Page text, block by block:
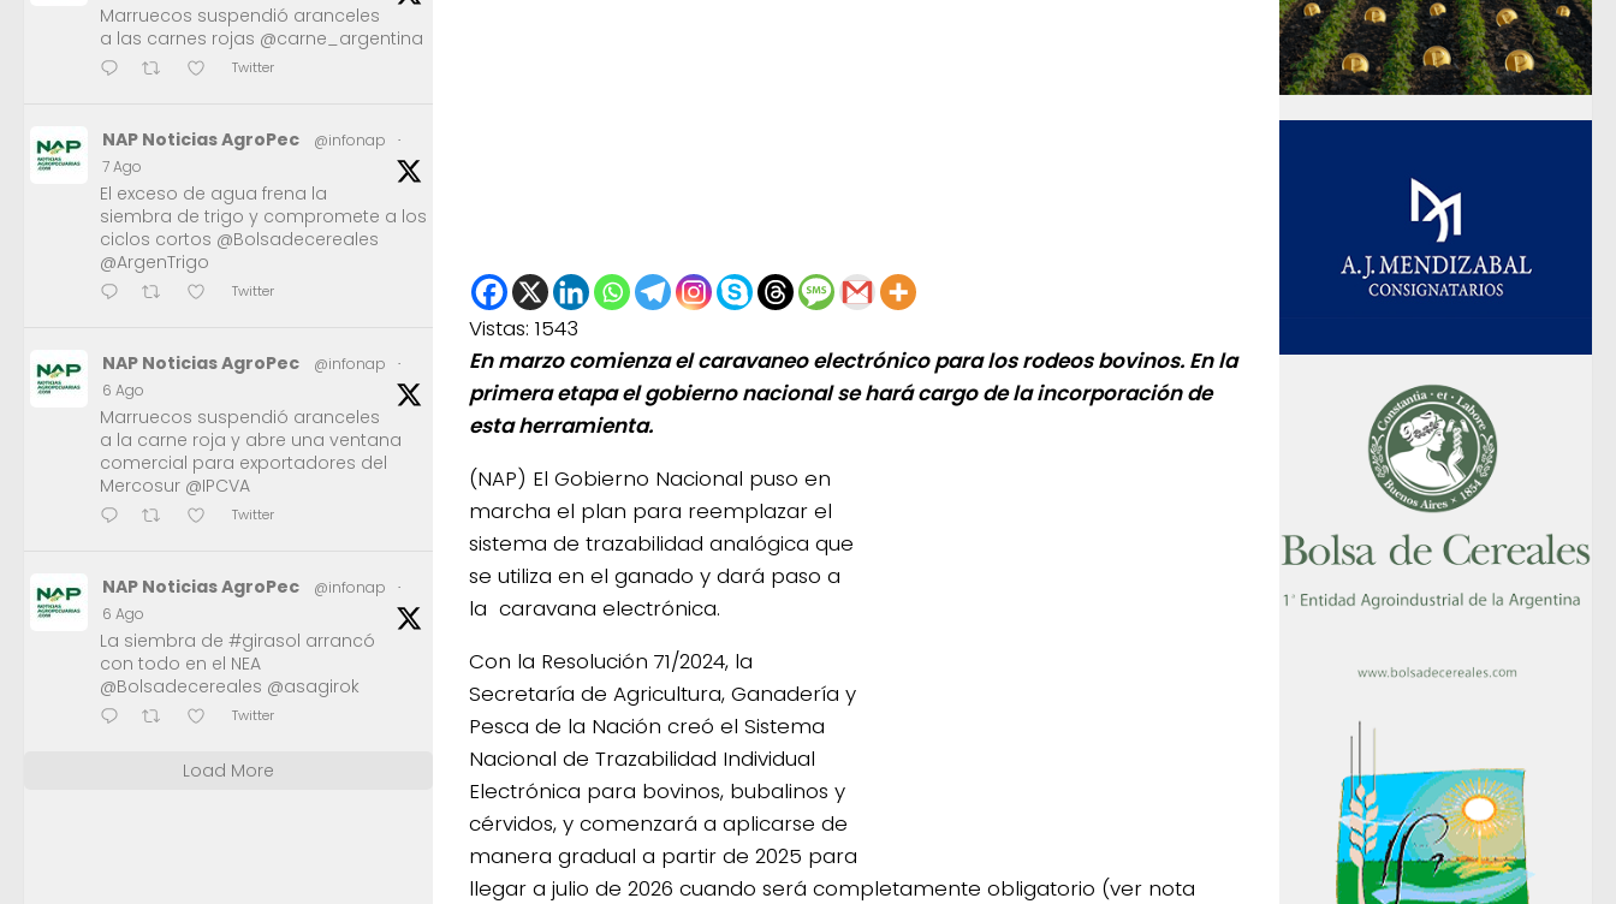
Vistas: 1543
En marzo comienza el caravaneo electrónico para los rodeos bovinos. En la
primera etapa el gobierno nacional se hará cargo de la incorporación de
esta herramienta.
(NAP) El Gobierno Nacional puso en
marcha el plan para reemplazar el
sistema de trazabilidad analógica que
se utiliza en el ganado y dará paso a
la caravana electrónica.
Con la Resolución 71/2024, la
Secretaría de Agricultura, Ganadería y
Pesca de la Nación creó el Sistema
Nacional de Trazabilidad Individual
Electrónica para bovinos, bubalinos y
cérvidos, y comenzará a aplicarse de
manera gradual a partir de 2025 para
llegar a julio de 2026 cuando será completamente obligatorio (ver nota
Marruecos suspendió aranceles
a las carnes rojas @carne_argentina
Twitter
NAP Noticias AgroPec @infonap
·
7 Ago
El exceso de agua frena la
siembra de trigo y compromete a los
ciclos cortos @Bolsadecereales
@ArgenTrigo
Twitter
NAP Noticias AgroPec @infonap
·
6 Ago
Marruecos suspendió aranceles
a la carne roja y abre una ventana
comercial para exportadores del
Mercosur @IPCVA
Twitter
NAP Noticias AgroPec @infonap
·
6 Ago
La siembra de #girasol arrancó
con todo en el NEA
@Bolsadecereales @asagirok
Twitter
Load More